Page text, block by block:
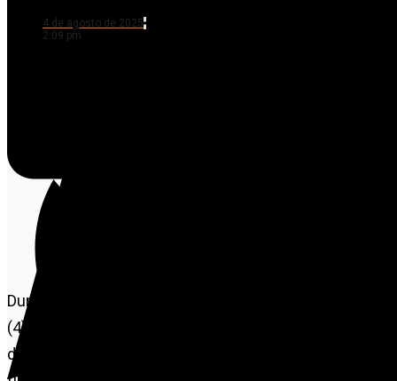
4 de agosto de 2025
2:09 pm
Durante a sessão ordinária da Câmara Municipal de
(4), os vereadores Darlan Trindade Carvalho (PRD) e
de uma prova com conteúdo considerado inadequado